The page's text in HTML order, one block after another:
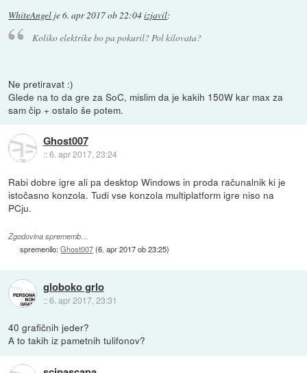
WhiteAngel je6. apr 2017 ob 22:04izjavil:
Koliko elektrike bo pa pokuril? Pol kilovata?
Ne pretiravat :)
Glede na to da gre za SoC, mislim da je kakih 150W kar max za
sam čip + ostalo še potem.
Ghost007
::6. apr 2017, 23:24
Rabi dobre igre ali pa desktop Windows in proda računalnik ki je
istočasno konzola. Tudi vse konzola multiplatform igre niso na
PCju.
Zgodovina sprememb…
spremenilo:Ghost007(6. apr 2017 ob 23:25)
globoko grlo
::6. apr 2017, 23:31
40 grafičnih jeder?
A to takih iz pametnih tulifonov?